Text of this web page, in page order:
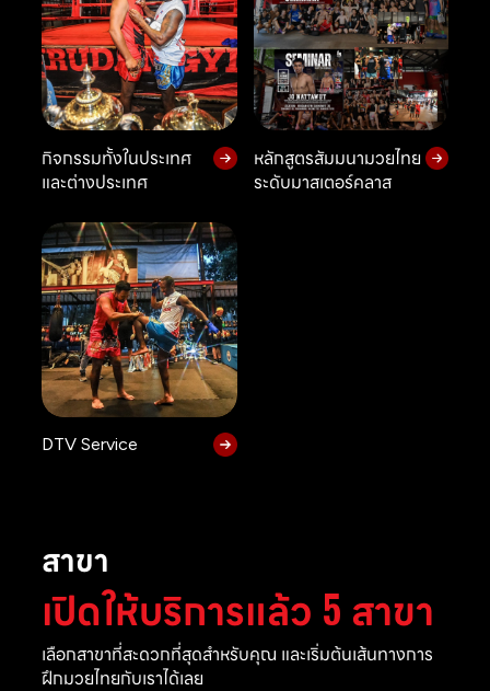
กิจกรรมทั้งในประเทศ
และต่างประเทศ
หลักสูตรสัมมนามวยไทย
ระดับมาสเตอร์คลาส
DTV Service
สาขา
เปิดให้บริการแล้ว 5 สาขา
เลือกสาขาที่สะดวกที่สุดสำหรับคุณ และเริ่มต้นเส้นทางการ
ฝึกมวยไทยกับเราได้เลย